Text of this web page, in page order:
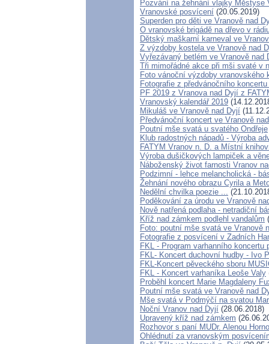
Pozvání na žehnání vlajky
Vranovské posvícení (20.05.2019)
Superden pro děti ve Vranově nad
O vranovské brigádě na dřevo v
Dětský maškarní karneval ve
Z výzdoby kostela ve Vranově nad
Vyřezávaný betlém ve Vranově nad
Tři mimořádné akce při mši svaté v
Foto vánoční výzdoby vranovského
Fotografie z předvánočního
PF 2019 z Vranova nad Dyjí z
Vranovský kalendář 2019
Mikuláš ve Vranově nad Dyjí
Předvánoční koncert ve Vranově
Poutní mše svatá u svatého Ondřeje
Klub radostných nápadů - Výroba
FATYM Vranov n. D. a Místní
Výroba dušičkových lampiček a
Náboženský život farnosti Vranov
Podzimní - lehce melancholická -
Žehnání nového obrazu Cyrila a
Nedělní chvilka poezie ...
Poděkování za úrodu ve Vranově
Nově natřená podlaha - netradiční
Kříž nad zámkem podlehl vandalům
Foto: poutní mše svatá ve Vranově
Fotografie z posvícení v Zadních
FKL - Program varhanního koncertu
FKL- Koncert duchovní hudby - Ivo
FKL-Koncert pěveckého sboru
FKL - Koncert varhaníka Leoše Valy
Proběhl koncert Marie Magdaleny
Poutní mše svatá ve Vranově nad
Mše svatá v Podmýčí na svatou
Noční Vranov nad Dyjí (28.06.2018)
Upravený kříž nad zámkem
Rozhovor s paní MUDr. Alenou
Ohlédnutí za vranovským